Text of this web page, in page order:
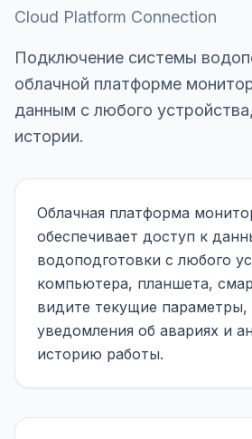
Cloud Platform Connection
Подключение системы
облачной платформе
данным с любого
истории.
Облачная платформа
обеспечивает доступ к
водоподготовки с любого
компьютера, планшета,
видите текущие параметры,
уведомления об авариях и
историю работы.